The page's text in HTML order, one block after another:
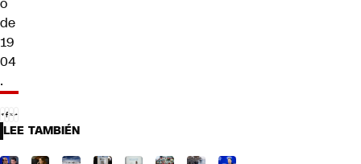
o
de
19
04
.
LEE TAMBIÉN